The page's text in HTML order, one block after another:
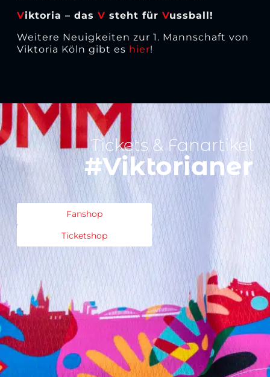
Viktoria – das V steht für Vussball!
Weitere Neuigkeiten zur 1. Mannschaft von
Viktoria Köln gibt es hier!
Tickets & Fanartikel
#Viktorianer
Fanshop
Ticketshop